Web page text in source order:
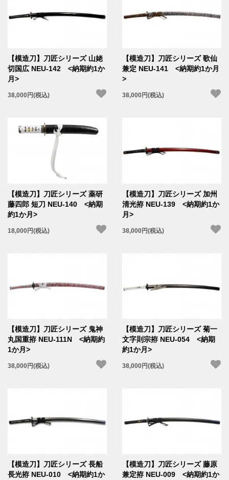
【模造刀】刀匠シリーズ 山姥
切国広 NEU-142 <納期約1か
月>
38,000円(税込)
【模造刀】刀匠シリーズ 歌仙
兼定 NEU-141 <納期約1か月
>
38,000円(税込)
【模造刀】刀匠シリーズ 薬研
藤四郎 短刀 NEU-140 <納期
約1か月>
18,000円(税込)
【模造刀】刀匠シリーズ 加州
清光拵 NEU-139 <納期約1か
月>
38,000円(税込)
【模造刀】刀匠シリーズ 鬼神
丸国重拵 NEU-111N <納期約
1か月>
38,000円(税込)
【模造刀】刀匠シリーズ 菊一
文字則宗拵 NEU-054 <納期
約1か月>
38,000円(税込)
【模造刀】刀匠シリーズ 長船
長光拵 NEU-010 <納期約1か
【模造刀】刀匠シリーズ 藤原
兼定拵 NEU-009 <納期約1か